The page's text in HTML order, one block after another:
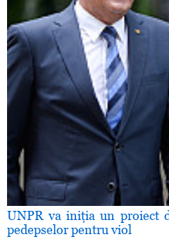
UNPR va iniţia un proiect
pedepselor pentru viol